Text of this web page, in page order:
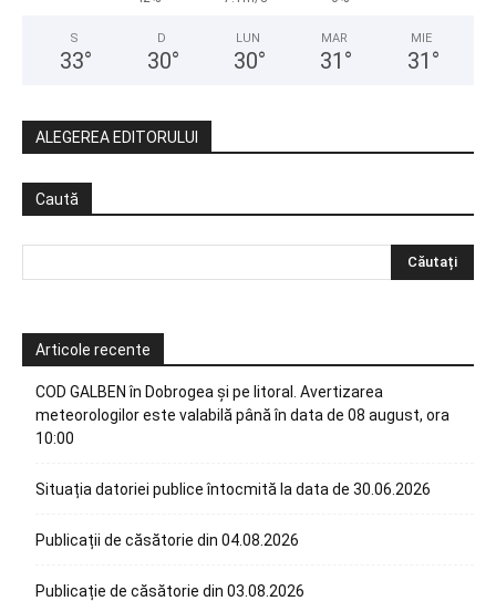
S
33°
D
30°
LUN
30°
MAR
31 °
MIE
31 °
ALEGEREA EDITORULUI
Caută
Articole recente
COD GALBEN în Dobrogea și pe litoral. Avertizarea
meteorologilor este valabilă până în data de 08 august, ora
10:00
Situația datoriei publice întocmită la data de 30.06.2026
Publicații de căsătorie din 04.08.2026
Publicație de căsătorie din 03.08.2026